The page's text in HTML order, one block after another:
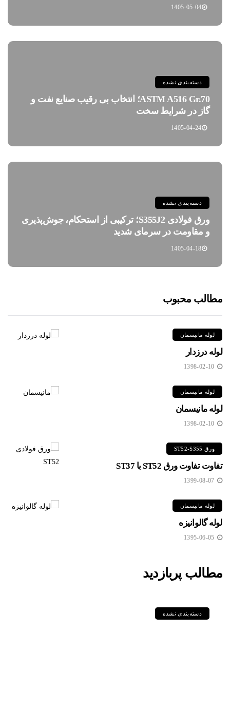
1405-05-04
دسته‌بندی نشده
ASTM A516 Gr.70؛ انتخاب بی رقیب صنایع نفت و
گاز در شرایط سخت
1405-04-24
دسته‌بندی نشده
ورق فولادی S355J2؛ ترکیبی از استحکام، جوش‌پذیری
و مقاومت در سرمای شدید
1405-04-18
مطالب محبوب
لوله مانیسمان
لوله درزدار
1398-02-10
لوله مانیسمان
لوله مانیسمان
1398-02-10
ورق ST52-S355
تفاوت تفاوت ورق ST52 با ST37
1399-08-07
لوله مانیسمان
لوله گالوانیزه
1395-06-05
مطالب پربازدید
دسته‌بندی نشده